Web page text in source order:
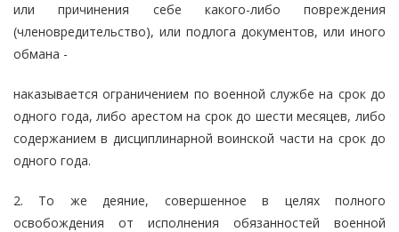
или причинения себе какого-либо повреждения
(членовредительство), или подлога документов, или иного
обмана -
наказывается ограничением по военной службе на срок до
одного года, либо арестом на срок до шести месяцев, либо
содержанием в дисциплинарной воинской части на срок до
одного года.
2. То же деяние, совершенное в целях полного
освобождения от исполнения обязанностей военной